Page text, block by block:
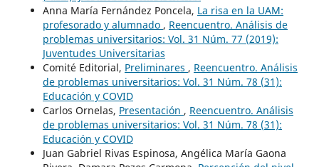
Anna María Fernández Poncela, La risa en la UAM:
profesorado y alumnado , Reencuentro. Análisis de
problemas universitarios: Vol. 31 Núm. 77 (2019):
Juventudes Universitarias
Comité Editorial, Preliminares , Reencuentro. Análisis
de problemas universitarios: Vol. 31 Núm. 78 (31):
Educación y COVID
Carlos Ornelas, Presentación , Reencuentro. Análisis
de problemas universitarios: Vol. 31 Núm. 78 (31):
Educación y COVID
Juan Gabriel Rivas Espinosa, Angélica María Gaona